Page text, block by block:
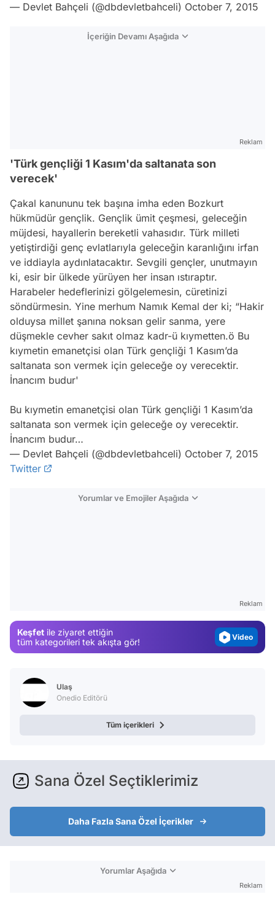
— Devlet Bahçeli (@dbdevletbahceli) October 7, 2015
İçeriğin Devamı Aşağıda
Reklam
'Türk gençliği 1 Kasım'da saltanata son
verecek'
Çakal kanununu tek başına imha eden Bozkurt
hükmüdür gençlik. Gençlik ümit çeşmesi, geleceğin
müjdesi, hayallerin bereketli vahasıdır. Türk milleti
yetiştirdiği genç evlatlarıyla geleceğin karanlığını irfan
ve iddiayla aydınlatacaktır. Sevgili gençler, unutmayın
ki, esir bir ülkede yürüyen her insan ıstıraptır.
Harabeler hedeflerinizi gölgelemesin, cüretinizi
söndürmesin. Yine merhum Namık Kemal der ki; “Hakir
olduysa millet şanına noksan gelir sanma, yere
düşmekle cevher sakıt olmaz kadr-ü kıymetten.ö Bu
kıymetin emanetçisi olan Türk gençliği 1 Kasım’da
saltanata son vermek için geleceğe oy verecektir.
İnancım budur'
Bu kıymetin emanetçisi olan Türk gençliği 1 Kasım’da
saltanata son vermek için geleceğe oy verecektir.
İnancım budur…
— Devlet Bahçeli (@dbdevletbahceli) October 7, 2015
Twitter
Yorumlar ve Emojiler Aşağıda
Reklam
Keşfet ile ziyaret ettiğin
tüm kategorileri tek akışta gör!
Video
Ulaş
Onedio Editörü
Tüm içerikleri
Sana Özel Seçtiklerimiz
Daha Fazla Sana Özel İçerikler
Yorumlar Aşağıda
Reklam